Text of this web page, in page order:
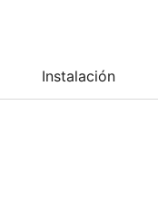
Instalación